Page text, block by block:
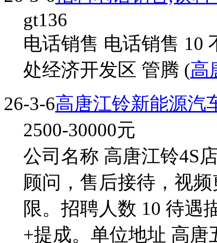
gt136
电话销售 电话销售 10
处经济开发区 管腾 (高
26-3-6高唐江铃新能源汽
2500-30000元
公司名称 高唐江铃4S
顾问，售后接待，视
限。招聘人数 10 待遇
+提成。单位地址 高唐